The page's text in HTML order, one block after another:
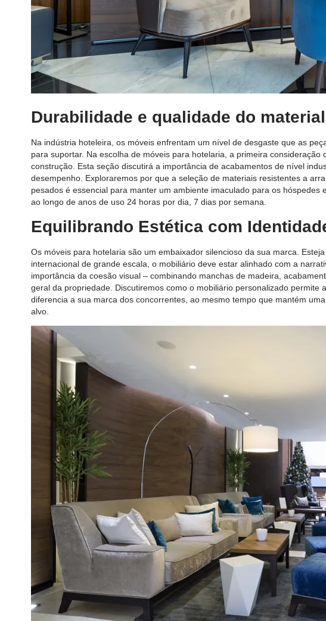
Durabilidade e qualidade do
Na indústria hoteleira, os móveis enfrentam um nível de desgaste que as
para suportar. Na escolha de móveis para hotelaria, a primeira
construção. Esta seção discutirá a importância de acabamentos de nível
desempenho. Exploraremos por que a seleção de materiais resistentes a
pesados ​​é essencial para manter um ambiente imaculado para os
ao longo de anos de uso 24 horas por dia, 7 dias por semana.
Equilibrando Estética com
Os móveis para hotelaria são um embaixador silencioso da sua marca.
internacional de grande escala, o mobiliário deve estar alinhado com a
importância da coesão visual – combinando manchas de madeira,
geral da propriedade. Discutiremos como o mobiliário personalizado permite
diferencia a sua marca dos concorrentes, ao mesmo tempo que mantém
alvo.